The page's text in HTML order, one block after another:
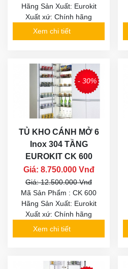
Hãng Sản Xuất: Eurokit
Xuất xứ: Chính hãng
Xem chi tiết
- 30%
TỦ KHO CÁNH MỞ 6
Inox 304 TẦNG
EUROKIT CK 600
Giá: 8.750.000 Vnđ
Giá: 12.500.000 Vnđ
Mã Sản Phẩm : CK 600
Hãng Sản Xuất: Eurokit
Xuất xứ: Chính hãng
Xem chi tiết